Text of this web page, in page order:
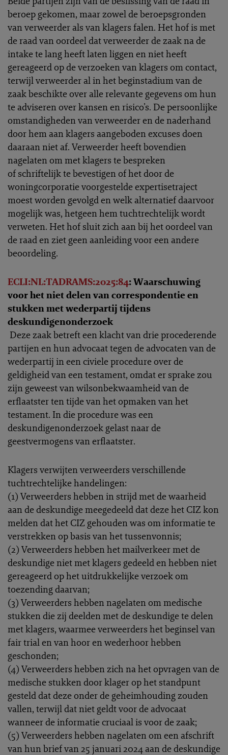
beroep gekomen, maar zowel de beroepsgronden
van verweerder als van klagers falen. Het hof is met
de raad van oordeel dat verweerder de zaak na de
intake te lang heeft laten liggen en niet heeft
gereageerd op de verzoeken van klagers om contact,
terwijl verweerder al in het beginstadium van de
zaak beschikte over alle relevante gegevens om hun
te adviseren over kansen en risico’s. De persoonlijke
omstandigheden van verweerder en de naderhand
door hem aan klagers aangeboden excuses doen
daaraan niet af. Verweerder heeft bovendien
nagelaten om met klagers te bespreken
of schriftelijk te bevestigen of het door de
woningcorporatie voorgestelde expertisetraject
moest worden gevolgd en welk alternatief daarvoor
mogelijk was, hetgeen hem tuchtrechtelijk wordt
verweten. Het hof sluit zich aan bij het oordeel van
de raad en ziet geen aanleiding voor een andere
beoordeling.
ECLI:NL:TADRAMS:2025:84: Waarschuwing
voor het niet delen van correspondentie en
stukken met wederpartij tijdens
deskundigenonderzoek
Deze zaak betreft een klacht van drie procederende
partijen en hun advocaat tegen de advocaten van de
wederpartij in een civiele procedure over de
geldigheid van een testament, omdat er sprake zou
zijn geweest van wilsonbekwaamheid van de
erflaatster ten tijde van het opmaken van het
testament. In die procedure was een
deskundigenonderzoek gelast naar de
geestvermogens van erflaatster.
Klagers verwijten verweerders verschillende
tuchtrechtelijke handelingen:
(1) Verweerders hebben in strijd met de waarheid
aan de deskundige meegedeeld dat deze het CIZ kon
melden dat het CIZ gehouden was om informatie te
verstrekken op basis van het tussenvonnis;
(2) Verweerders hebben het mailverkeer met de
deskundige niet met klagers gedeeld en hebben niet
gereageerd op het uitdrukkelijke verzoek om
toezending daarvan;
(3) Verweerders hebben nagelaten om medische
stukken die zij deelden met de deskundige te delen
met klagers, waarmee verweerders het beginsel van
fair trial en van hoor en wederhoor hebben
geschonden;
(4) Verweerders hebben zich na het opvragen van de
medische stukken door klager op het standpunt
gesteld dat deze onder de geheimhouding zouden
vallen, terwijl dat niet geldt voor de advocaat
wanneer de informatie cruciaal is voor de zaak;
(5) Verweerders hebben nagelaten om een afschrift
van hun brief van 25 januari 2024 aan de deskundige